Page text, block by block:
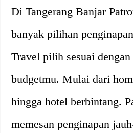
Di Tangerang Banjar
banyak pilihan
Travel pilih sesuai
budgetmu. Mulai dari
hingga hotel berbintang.
memesan penginapan